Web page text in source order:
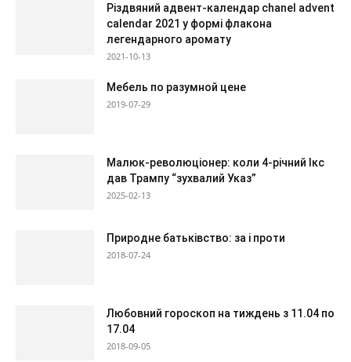
Різдвяний адвент-календар chanel advent
calendar 2021 у формі флакона
легендарного аромату
2021-10-13
Мебель по разумной цене
2019-07-29
Малюк-революціонер: коли 4-річний Ікс
дав Трампу “зухвалий Указ”
2025-02-13
Природне батьківство: за і проти
2018-07-24
Любовний гороскоп на тиждень з 11.04 по
17.04
2018-09-05